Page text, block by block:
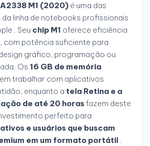
M1 (2020) é uma das
linha de notebooks profissionais
. Seu chip M1 oferece eficiência
com potência suficiente para
gráfico, programação ou
Os 16 GB de memória
trabalhar com aplicativos
enquanto a tela Retina e a
de até 20 horasfazem deste
perfeito para
e usuários que buscam
em um formato portátil .